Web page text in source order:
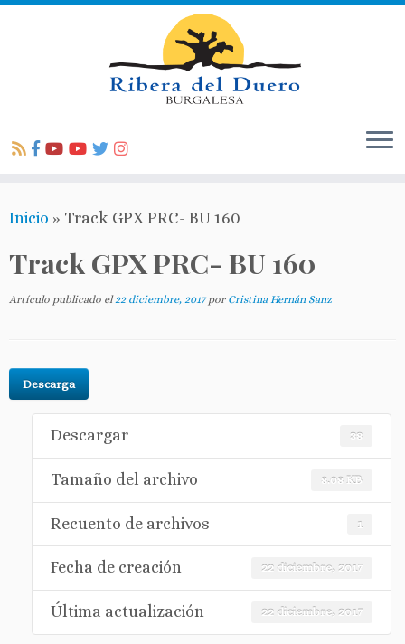
Inicio » Track GPX PRC- BU 160
Track GPX PRC- BU 160
Artículo publicado el22 diciembre, 2017 por Cristina Hernán Sanz
Descarga
Descargar 38
Tamaño del archivo 8.08 KB
Recuento de archivos 1
Fecha de creación 22 diciembre, 2017
Última actualización 22 diciembre, 2017